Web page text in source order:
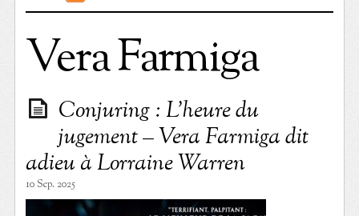
Vera Farmiga
Conjuring : L’heure du
jugement – Vera Farmiga dit
adieu à Lorraine Warren
10 Sep. 2025